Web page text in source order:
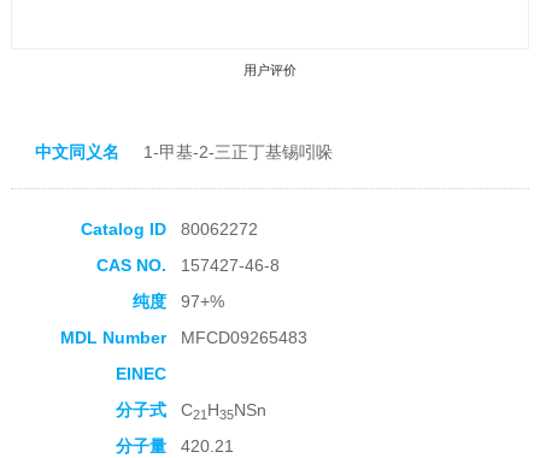
用户评价
中文同义名 1-甲基-2-三正丁基锡吲哚
Catalog ID
80062272
CAS NO.
157427-46-8
纯度
97+%
MDL Number
MFCD09265483
EINEC
分子式
C21 H35NSn
分子量
420.21